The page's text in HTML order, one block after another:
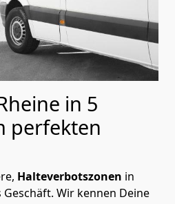
in 5
perfekten
Halteverbotszonen in
Wir kennen Deine